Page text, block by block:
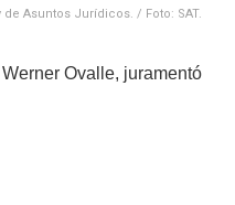
Asuntos Jurídicos. / Foto: SAT.
Ovalle, juramentó